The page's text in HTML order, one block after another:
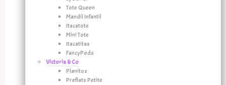
Tote Queen
Mandil Infantil
Itacatote
Mini Tote
Itacatitas
FancyPods
Victoria & Co
Planitos
Preflats Petite